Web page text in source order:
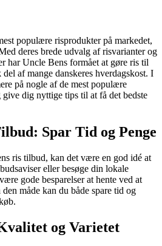
populære risprodukter på markedet,
deres brede udvalg af risvarianter og
har Uncle Bens formået at gøre ris til
af mange danskeres hverdagskost. I
på nogle af de mest populære
dig nyttige tips til at få det bedste
Spar Tid og Penge
ris tilbud, kan det være en god idé at
eller besøge din lokale
gode besparelser at hente ved at
måde kan du både spare tid og
og Varietet